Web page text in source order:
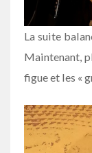
La suite
Maintenant,
figue et les «